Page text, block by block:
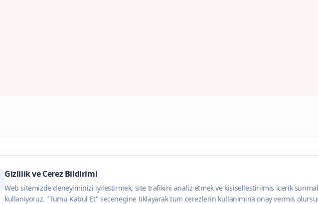
Gizlilik ve Cerez Bildirimi
Web sitemizde deneyiminizi iyilestirmek, site trafikini analiz etmek ve kisisellestirilmis icerik
kullaniyoruz. "Tumu Kabul Et" secenegine tiklayarak tum cerezlerin kullanimina onay vermis